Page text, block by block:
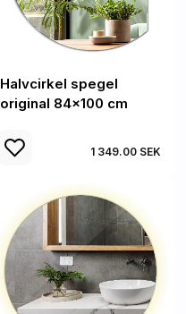
Halvcirkel spegel
original 84x100 cm
1 349.00 SEK